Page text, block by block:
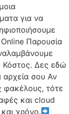
για να
Παρουσία
Κόστος. Δες εδώ
αρχεία σου Αν
φακέλους, τότε
και cloud
χρόνο.